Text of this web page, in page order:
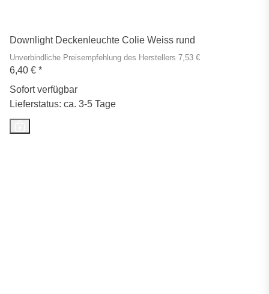
Downlight Deckenleuchte Colie Weiss rund
Unverbindliche Preisempfehlung des Herstellers 7,53 €
6,40 € *
Sofort verfügbar
Lieferstatus: ca. 3-5 Tage